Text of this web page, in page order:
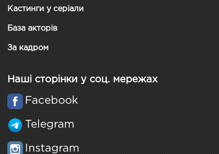
Кастинги у серіали
База акторів
За кадром
Наші сторінки у соц. мережах
Facebook
Telegram
Instagram